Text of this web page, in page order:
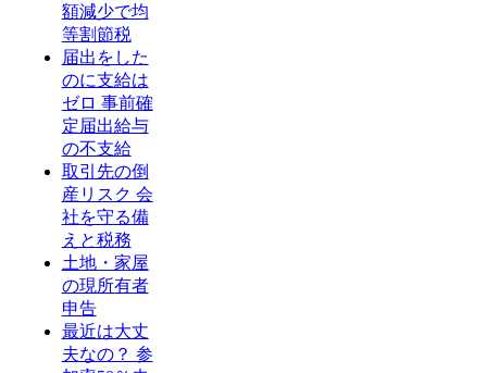
額減少で均
等割節税
届出をした
のに支給は
ゼロ 事前確
定届出給与
の不支給
取引先の倒
産リスク 会
社を守る備
えと税務
土地・家屋
の現所有者
申告
最近は大丈
夫なの？ 参